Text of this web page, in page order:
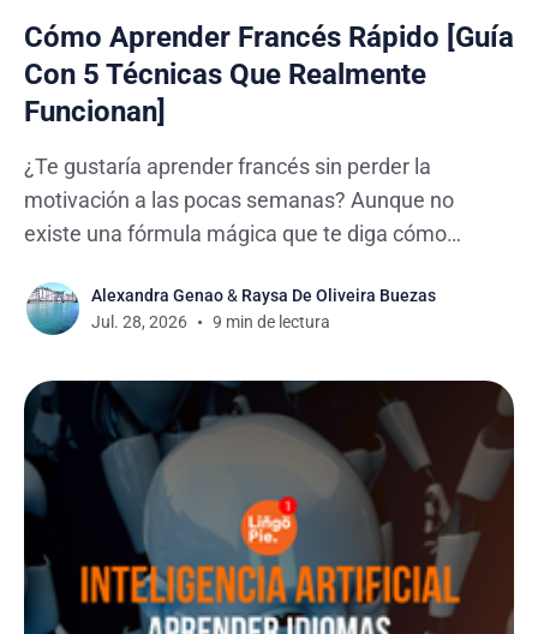
Cómo Aprender Francés Rápido [Guía
Con 5 Técnicas Que Realmente
Funcionan]
¿Te gustaría aprender francés sin perder la
motivación a las pocas semanas? Aunque no
existe una fórmula mágica que te diga cómo
depende de cómo organices tu aprendizaje. Es
habitual empezar con entusiasmo, memorizar
Alexandra Genao& Raysa De Oliveira Buezas
Jul. 28, 2026
9 min de lectura